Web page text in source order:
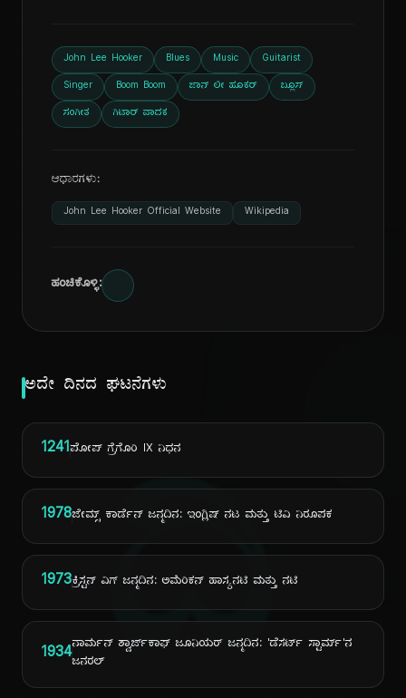
ದಿ
John Lee Hooker Blues Music Guitarist
Singer Boom Boom ಜಾನ್ ಲೀ ಹೂಕರ್ ಬ್ಲೂಸ್
ಸಂಗೀತ ಗಿಟಾರ್ ವಾದಕ
ಆಧಾರಗಳು:
John Lee Hooker Official Website Wikipedia
ಹಂಚಿಕೊಳ್ಳಿ:
ಅದೇ ದಿನದ ಘಟನೆಗಳು
1241ಪೋಪ್ ಗ್ರೆಗೊರಿ IX ನಿಧನ
1978ಜೇಮ್ಸ್ ಕಾರ್ಡೆನ್ ಜನ್ಮದಿನ: ಇಂಗ್ಲಿಷ್ ನಟ ಮತ್ತು ಟಿವಿ ನಿರೂಪಕ
1973ಕ್ರಿಸ್ಟನ್ ವಿಗ್ ಜನ್ಮದಿನ: ಅಮೆರಿಕನ್ ಹಾಸ್ಯನಟಿ ಮತ್ತು ನಟಿ
1934ನಾರ್ಮನ್ ಶ್ವಾರ್ಜ್‌ಕಾಫ್ ಜೂನಿಯರ್ ಜನ್ಮದಿನ: 'ಡೆಸರ್ಟ್ ಸ್ಟಾರ್ಮ್'ನ
ಜನರಲ್